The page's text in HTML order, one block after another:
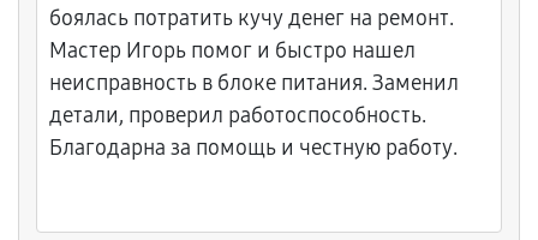
боялась потратить кучу денег на ремонт.
Мастер Игорь помог и быстро нашел
неисправность в блоке питания. Заменил
детали, проверил работоспособность.
Благодарна за помощь и честную работу.